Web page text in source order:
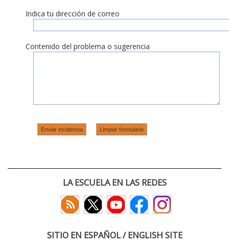
Indica tu dirección de correo
Contenido del problema o sugerencia
LA ESCUELA EN LAS REDES
SITIO EN ESPAÑOL / ENGLISH SITE